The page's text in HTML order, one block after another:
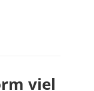
viel